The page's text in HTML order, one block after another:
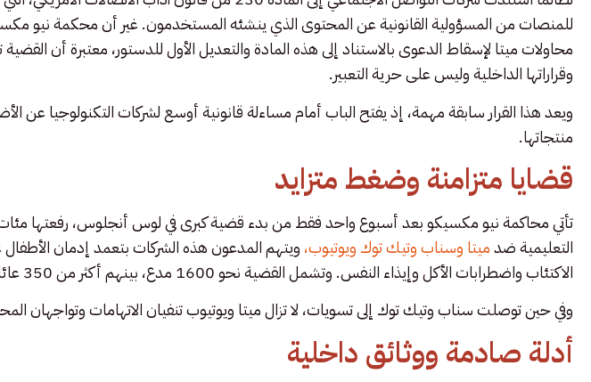
محاولات ميتا لإسقاط الدعوى بالاستناد إلى هذه المادة والتعديل الأول للدستور، معتبرة أن
وقراراتها الداخلية وليس على حرية التعبير.
ويعد هذا القرار سابقة مهمة، إذ يفتح الباب أمام مساءلة قانونية أوسع لشركات التكنولوجيا عن
منتجاتها.
قضايا متزامنة وضغط متزايد
تأتي محاكمة نيو مكسيكو بعد أسبوع واحد فقط من بدء قضية كبرى في لوس أنجلوس، رفعتها مئات
التعليمية ضدميتا وسناب وتيك توك ويوتيوب، ويتهم المدعون هذه الشركات بتعمد إدمان
الاكتئاب واضطرابات الأكل وإيذاء النفس. وتشمل القضية نحو 1600 مدع، بينهم أكثر من 350 عائلة و250 منطقة تعليمية.
وفي حين توصلت سناب وتيك توك إلى تسويات، لا تزال ميتا ويوتيوب تنفيان الاتهامات وتواجهان
أدلة صادمة ووثائق داخلية